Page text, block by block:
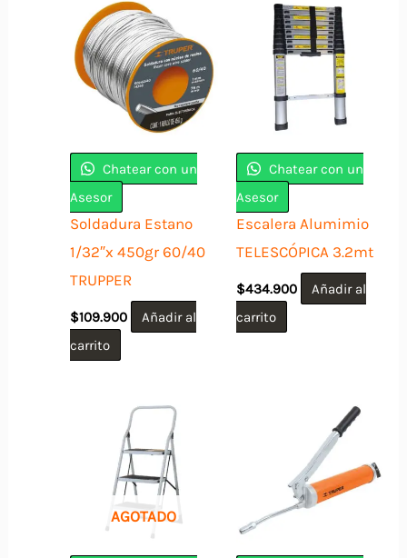
Chatear con un
Asesor
Soldadura Estano
1/32″x 450gr 60/40
TRUPPER
$109.900
Añadir al
carrito
Chatear con un
Asesor
Escalera Alumimio
TELESCÓPICA 3.2mt
$434.900
Añadir al
carrito
AGOTADO